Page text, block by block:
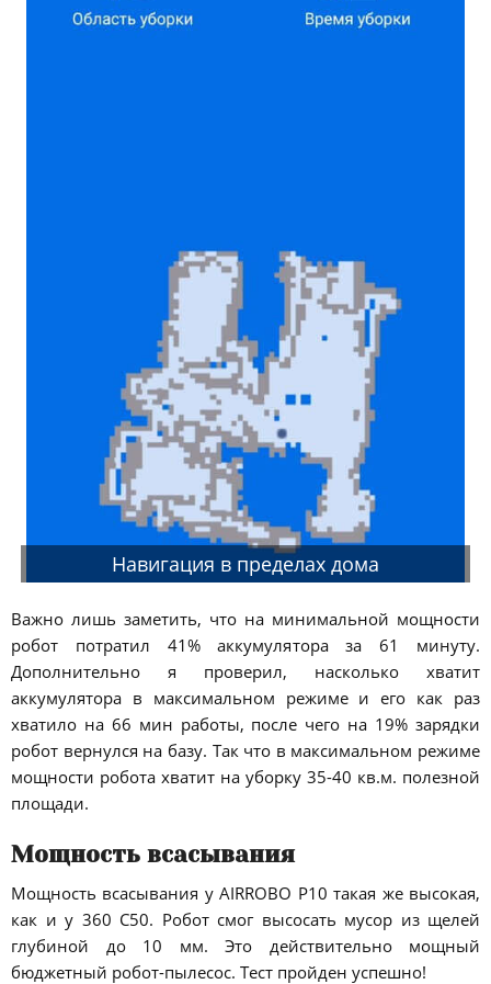
Навигация в пределах дома
Важно лишь заметить, что на минимальной мощности
робот потратил 41% аккумулятора за 61 минуту.
Дополнительно я проверил, насколько хватит
аккумулятора в максимальном режиме и его как раз
хватило на 66 мин работы, после чего на 19% зарядки
робот вернулся на базу. Так что в максимальном режиме
мощности робота хватит на уборку 35-40 кв.м. полезной
площади.
Мощность всасывания
Мощность всасывания у AIRROBO P10 такая же высокая,
как и у 360 C50. Робот смог высосать мусор из щелей
глубиной до 10 мм. Это действительно мощный
бюджетный робот-пылесос. Тест пройден успешно!